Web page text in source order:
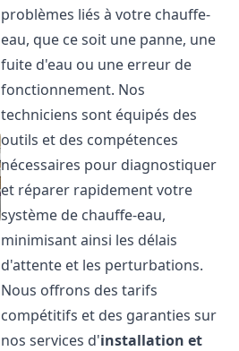
problèmes liés à votre chauffe-
eau, que ce soit une panne, une
fuite d'eau ou une erreur de
fonctionnement. Nos
techniciens sont équipés des
outils et des compétences
nécessaires pour diagnostiquer
et réparer rapidement votre
système de chauffe-eau,
minimisant ainsi les délais
d'attente et les perturbations.
Nous offrons des tarifs
compétitifs et des garanties sur
nos services d'installation et